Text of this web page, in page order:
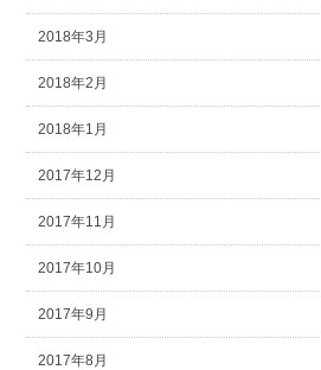
2018年3月
2018年2月
2018年1月
2017年12月
2017年11月
2017年10月
2017年9月
2017年8月